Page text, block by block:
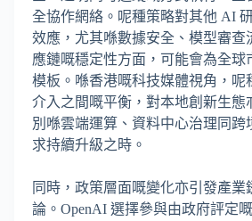
全協作網絡。呢種策略對其他 AI
效應，尤其喺數據安全、模型審查
應鏈嘅穩定性方面，可能會為全球
模板。喺香港嘅科技媒體視角，呢
介入之間嘅平衡，對本地創新生態
別喺雲端運算、資料中心治理同跨
求持續升級之時。
同時，政策層面嘅變化亦引發產業
論。OpenAI 選擇參與由政府評定